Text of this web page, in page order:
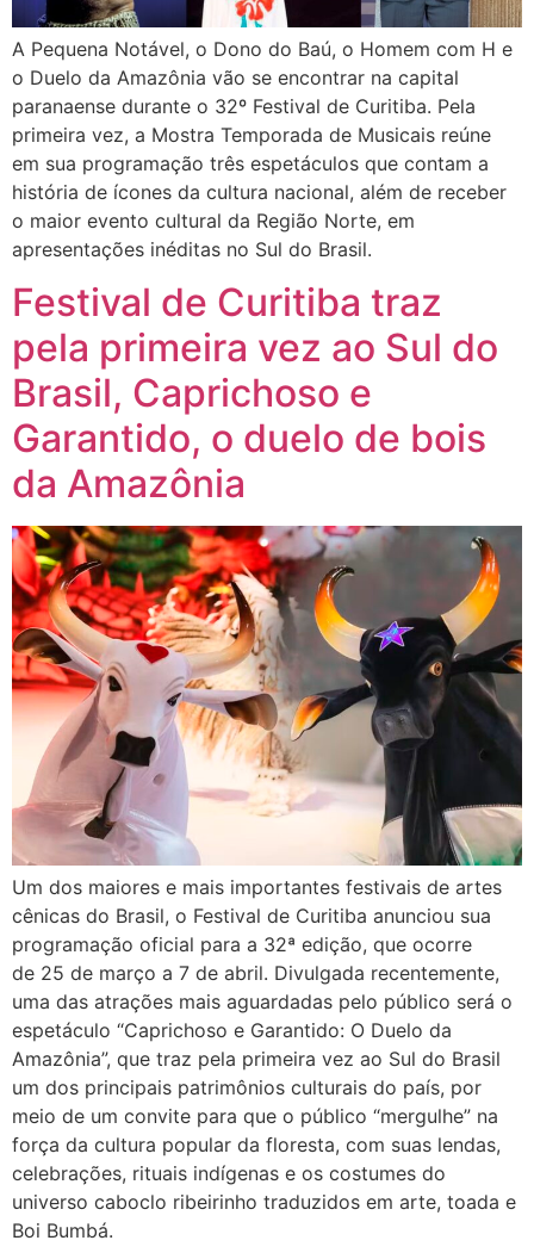
A Pequena Notável, o Dono do Baú, o Homem com H e
o Duelo da Amazônia vão se encontrar na capital
paranaense durante o 32º Festival de Curitiba. Pela
primeira vez, a Mostra Temporada de Musicais reúne
em sua programação três espetáculos que contam a
história de ícones da cultura nacional, além de receber
o maior evento cultural da Região Norte, em
apresentações inéditas no Sul do Brasil.
Festival de Curitiba traz
pela primeira vez ao Sul do
Brasil, Caprichoso e
Garantido, o duelo de bois
da Amazônia
Um dos maiores e mais importantes festivais de artes
cênicas do Brasil, o Festival de Curitiba anunciou sua
programação oficial para a 32ª edição, que ocorre
de 25 de março a 7 de abril. Divulgada recentemente,
uma das atrações mais aguardadas pelo público será o
espetáculo “Caprichoso e Garantido: O Duelo da
Amazônia”, que traz pela primeira vez ao Sul do Brasil
um dos principais patrimônios culturais do país, por
meio de um convite para que o público “mergulhe” na
força da cultura popular da floresta, com suas lendas,
celebrações, rituais indígenas e os costumes do
universo caboclo ribeirinho traduzidos em arte, toada e
Boi Bumbá.